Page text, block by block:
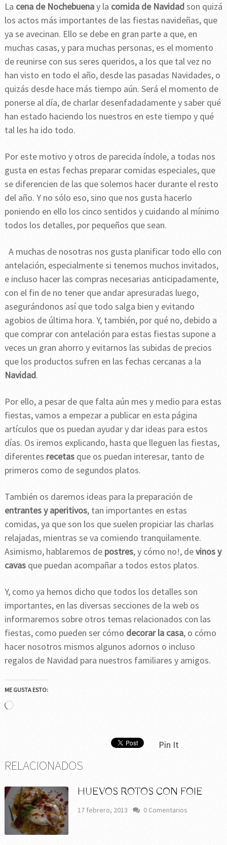
La cena de Nochebuenay la comida de Navidadson quizá
los actos más importantes de las fiestas navideñas, que
ya se avecinan. Ello se debe en gran parte a que, en
muchas casas, y para muchas personas, es el momento
de reunirse con sus seres queridos, a los que tal vez no
han visto en todo el año, desde las pasadas Navidades, o
quizás desde hace más tiempo aún. Será el momento de
ponerse al día, de charlar desenfadadamente y saber qué
han estado haciendo los nuestros en este tiempo y qué
tal les ha ido todo.
Por este motivo y otros de parecida índole, a todas nos
gusta en estas fechas preparar comidas especiales, que
se diferencien de las que solemos hacer durante el resto
del año. Y no sólo eso, sino que nos gusta hacerlo
poniendo en ello los cinco sentidos y cuidando al mínimo
todos los detalles, por pequeños que sean.
A muchas de nosotras nos gusta planificar todo ello con
antelación, especialmente si tenemos muchos invitados,
e incluso hacer las compras necesarias anticipadamente,
con el fin de no tener que andar apresuradas luego,
asegurándonos así que todo salga bien y evitando
agobios de última hora. Y, también, por qué no, debido a
que comprar con antelación para estas fiestas supone a
veces un gran ahorro y evitarnos las subidas de precios
que los productos sufren en las fechas cercanas a la
Navidad.
Por ello, a pesar de que falta aún mes y medio para estas
fiestas, vamos a empezar a publicar en esta página
artículos que os puedan ayudar y dar ideas para estos
días. Os iremos explicando, hasta que lleguen las fiestas,
diferentes recetasque os puedan interesar, tanto de
primeros como de segundos platos.
También os daremos ideas para la preparación de
entrantes y aperitivos, tan importantes en estas
comidas, ya que son los que suelen propiciar las charlas
relajadas, mientras se va comiendo tranquilamente.
Asimismo, hablaremos depostres, y cómo no!, devinos y
cavasque puedan acompañar a todos estos platos.
Y, como ya hemos dicho que todos los detalles son
importantes, en las diversas secciones de la web os
informaremos sobre otros temas relacionados con las
fiestas, como pueden ser cómo decorar la casa, o cómo
hacer nosotros mismos algunos adornos o incluso
regalos de Navidad para nuestros familiares y amigos.
ME GUSTA ESTO:
Cargando...
Pin It
RELACIONADOS
HUEVOS ROTOS CON FOIE
17 febrero, 2013 0 Comentarios